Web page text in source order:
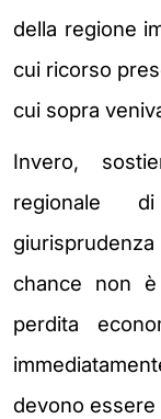
della regione
cui ricorso
cui sopra
Invero,
regionale
chance non
perdita
devono essere